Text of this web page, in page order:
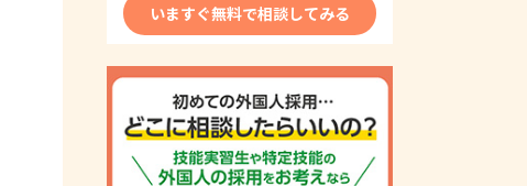
いますぐ無料で相談してみる